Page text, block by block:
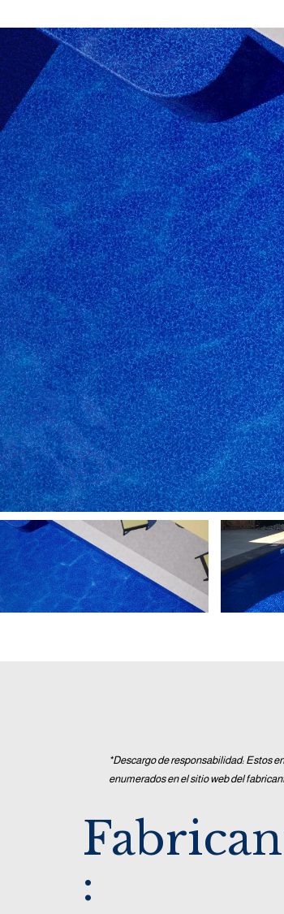
*Descargo de responsabilidad: Estos
enumerados en el sitio web del
: